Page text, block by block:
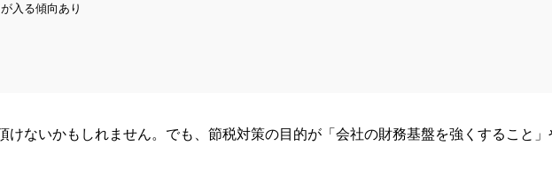
入る傾向あり
ないかもしれません。でも、節税対策の目的が「会社の財務基盤を強くすること